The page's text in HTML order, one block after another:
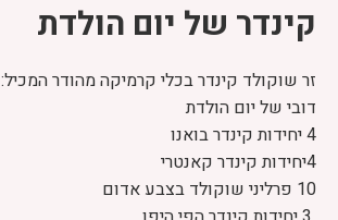
קינדר של יום הולדת
זר שוקולד קינדר בכלי קרמיקה מהודר המכיל:
דובי של יום הולדת
4 יחידות קינדר בואנו
4יחידות קינדר קאנטרי
10 פרליני שוקולד בצבע אדום